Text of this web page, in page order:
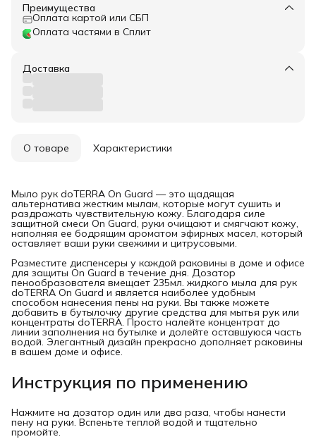
Преимущества
Оплата картой или СБП
Оплата частями в Сплит
Доставка
О товаре Характеристики
Мыло рук doTERRA On Guard — это щадящая
альтернатива жестким мылам, которые могут сушить и
раздражать чувствительную кожу. Благодаря силе
защитной смеси On Guard, руки очищают и смягчают кожу,
наполняя ее бодрящим ароматом эфирных масел, который
оставляет ваши руки свежими и цитрусовыми.
Разместите диспенсеры у каждой раковины в доме и офисе
для защиты On Guard в течение дня. Дозатор
пенообразователя вмещает 235мл. жидкого мыла для рук
doTERRA On Guard и является наиболее удобным
способом нанесения пены на руки. Вы также можете
добавить в бутылочку другие средства для мытья рук или
концентраты doTERRA. Просто налейте концентрат до
линии заполнения на бутылке и долейте оставшуюся часть
водой. Элегантный дизайн прекрасно дополняет раковины
в вашем доме и офисе.
Инструкция по применению
Нажмите на дозатор один или два раза, чтобы нанести
пену на руки. Вспеньте теплой водой и тщательно
промойте.